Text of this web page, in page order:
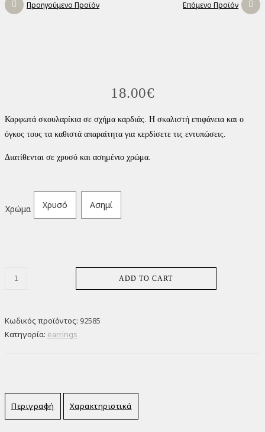
Προηγούμενο Προϊόν Επόμενο Προϊόν
18.00€
Καρφωτά σκουλαρίκια σε σχήμα καρδιάς. Η σκαλιστή επιφάνεια και ο
όγκος τους τα καθιστά απαραίτητα για κερδίσετε τις εντυπώσεις.
Διατίθενται σε χρυσό και ασημένιο χρώμα.
Χρώμα Χρυσό Ασημί
Brenda's
ADD TO CART
Κωδικός προϊόντος: 92585
Κατηγορία: earrings
Περιγραφή Χαρακτηριστικά